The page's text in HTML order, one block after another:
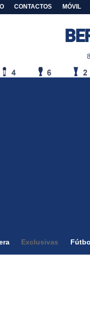
CONTACTOS MÓVIL
Exclusivas